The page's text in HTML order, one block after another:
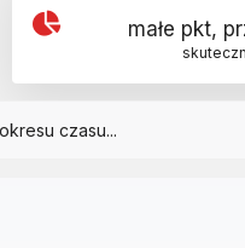
małe pkt,
czasu...